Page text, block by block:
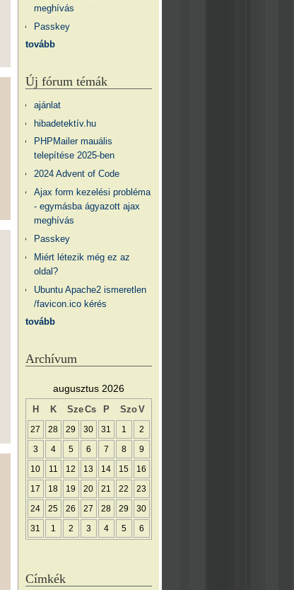
meghívás
Passkey
tovább
Új fórum témák
ajánlat
hibadetektív.hu
PHPMailer mauális
telepítése 2025-ben
2024 Advent of Code
Ajax form kezelési probléma
- egymásba ágyazott ajax
meghívás
Passkey
Miért létezik még ez az
oldal?
Ubuntu Apache2 ismeretlen
/favicon.ico kérés
tovább
Archívum
augusztus 2026
H K SzeCs P SzoV
27 28 29 30 31 1 2
3 4 5 6 7 8 9
10 11 12 13 14 15 16
17 18 19 20 21 22 23
24 25 26 27 28 29 30
31 1 2 3 4 5 6
Címkék